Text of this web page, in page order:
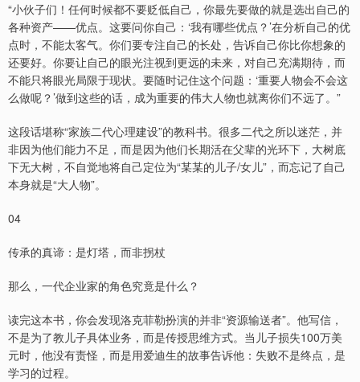
“小伙子们！任何时候都不要贬低自己，你最先要做的就是选出自己的
各种资产——优点。这要问你自己：‘我有哪些优点？’在分析自己的优
点时，不能太客气。你们要专注自己的长处，告诉自己你比你想象的
还要好。你要让自己的眼光注视到更远的未来，对自己充满期待，而
不能只将眼光局限于现状。要随时记住这个问题：‘重要人物会不会这
么做呢？’做到这些的话，成为重要的伟大人物也就离你们不远了。”
这段话堪称“家族二代心理建设”的教科书。很多二代之所以迷茫，并
非因为他们能力不足，而是因为他们长期活在父辈的光环下，大树底
下无大树，不自觉地将自己定位为“某某的儿子/女儿”，而忘记了自己
本身就是“大人物”。
04
传承的真谛：是灯塔，而非拐杖
那么，一代企业家的角色究竟是什么？
读完这本书，你会发现洛克菲勒扮演的并非“资源输送者”。他写信，
不是为了教儿子具体业务，而是传授思维方式。当儿子损失100万美
元时，他没有责怪，而是用爱迪生的故事告诉他：失败不是终点，是
学习的过程。